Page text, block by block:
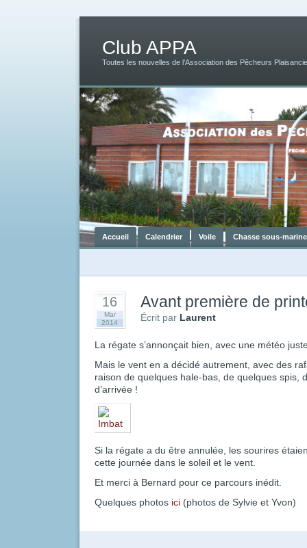
Club APPA
Toutes les nouvelles de l’Association des Pêcheurs
Accueil Calendrier Voile Chasse sous-marine
16
Mar
2014
Avant première de
Écrit par Laurent
La régate s’annonçait bien, avec une météo
Mais le vent en a décidé autrement, avec des
raison de quelques hale-bas, de quelques spis,
d’arrivée !
Si la régate a du être annulée, les sourires
cette journée dans le soleil et le vent.
Et merci à Bernard pour ce parcours inédit.
Quelques photos ici (photos de Sylvie et Yvon)